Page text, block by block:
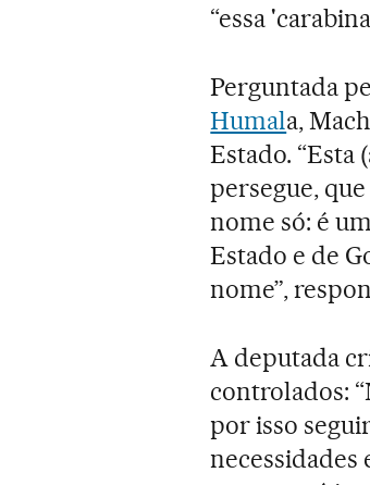
“essa
Perguntada
Humala,
Estado. “Esta
persegue,
nome só: é
Estado e de
nome”,
A deputada
controlados:
por isso
necessidades